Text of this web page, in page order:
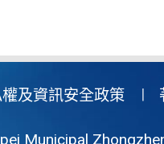
權及資訊安全政策
Municipal